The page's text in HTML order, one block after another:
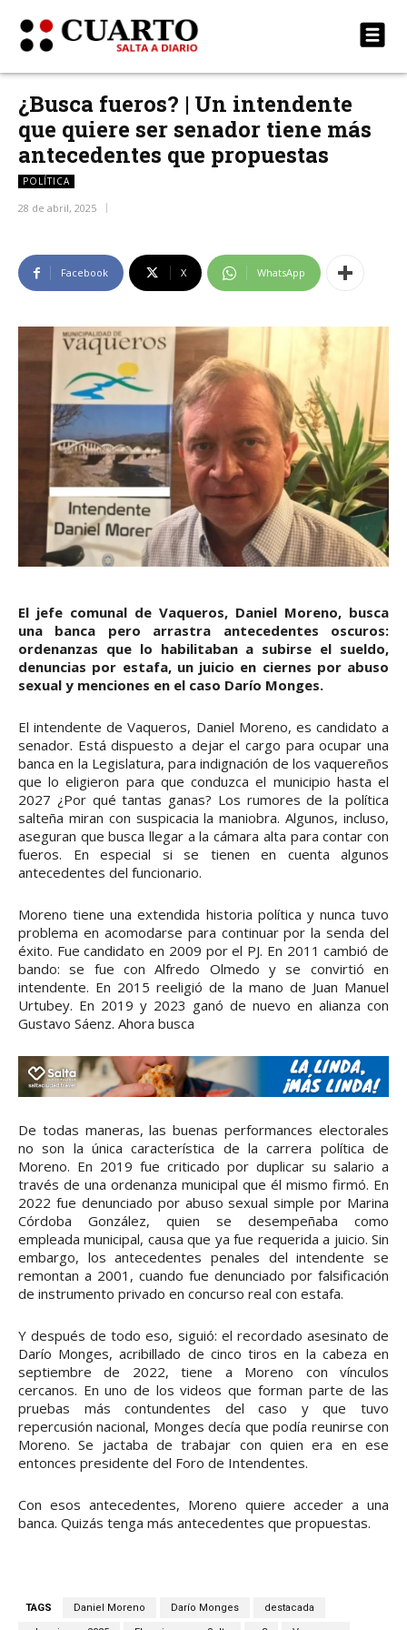
¿Busca fueros? | Un intendente
que quiere ser senador tiene más
antecedentes que propuestas
POLÍTICA
28 de abril, 2025
Facebook X WhatsApp
El jefe comunal de Vaqueros, Daniel Moreno, busca
una banca pero arrastra antecedentes oscuros:
ordenanzas que lo habilitaban a subirse el sueldo,
denuncias por estafa, un juicio en ciernes por abuso
sexual y menciones en el caso Darío Monges.
El intendente de Vaqueros, Daniel Moreno, es candidato a
senador. Está dispuesto a dejar el cargo para ocupar una
banca en la Legislatura, para indignación de los vaquereños
que lo eligieron para que conduzca el municipio hasta el
2027 ¿Por qué tantas ganas? Los rumores de la política
salteña miran con suspicacia la maniobra. Algunos, incluso,
aseguran que busca llegar a la cámara alta para contar con
fueros. En especial si se tienen en cuenta algunos
antecedentes del funcionario.
Moreno tiene una extendida historia política y nunca tuvo
problema en acomodarse para continuar por la senda del
éxito. Fue candidato en 2009 por el PJ. En 2011 cambió de
bando: se fue con Alfredo Olmedo y se convirtió en
intendente. En 2015 reeligió de la mano de Juan Manuel
Urtubey. En 2019 y 2023 ganó de nuevo en alianza con
Gustavo Sáenz. Ahora busca
De todas maneras, las buenas performances electorales
no son la única característica de la carrera política de
Moreno. En 2019 fue criticado por duplicar su salario a
través de una ordenanza municipal que él mismo firmó. En
2022 fue denunciado por abuso sexual simple por Marina
Córdoba González, quien se desempeñaba como
empleada municipal, causa que ya fue requerida a juicio. Sin
embargo, los antecedentes penales del intendente se
remontan a 2001, cuando fue denunciado por falsificación
de instrumento privado en concurso real con estafa.
Y después de todo eso, siguió: el recordado asesinato de
Darío Monges, acribillado de cinco tiros en la cabeza en
septiembre de 2022, tiene a Moreno con vínculos
cercanos. En uno de los videos que forman parte de las
pruebas más contundentes del caso y que tuvo
repercusión nacional, Monges decía que podía reunirse con
Moreno. Se jactaba de trabajar con quien era en ese
entonces presidente del Foro de Intendentes.
Con esos antecedentes, Moreno quiere acceder a una
banca. Quizás tenga más antecedentes que propuestas.
TAGS Daniel Moreno Darío Monges destacada